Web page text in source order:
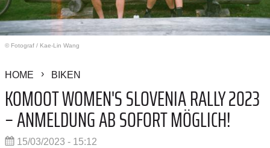
© Fotograf / Kae-Lin Wang
HOME BIKEN
KOMOOT WOMEN'S SLOVENIA RALLY 2023
– ANMELDUNG AB SOFORT MÖGLICH!
15/03/2023 - 15:12